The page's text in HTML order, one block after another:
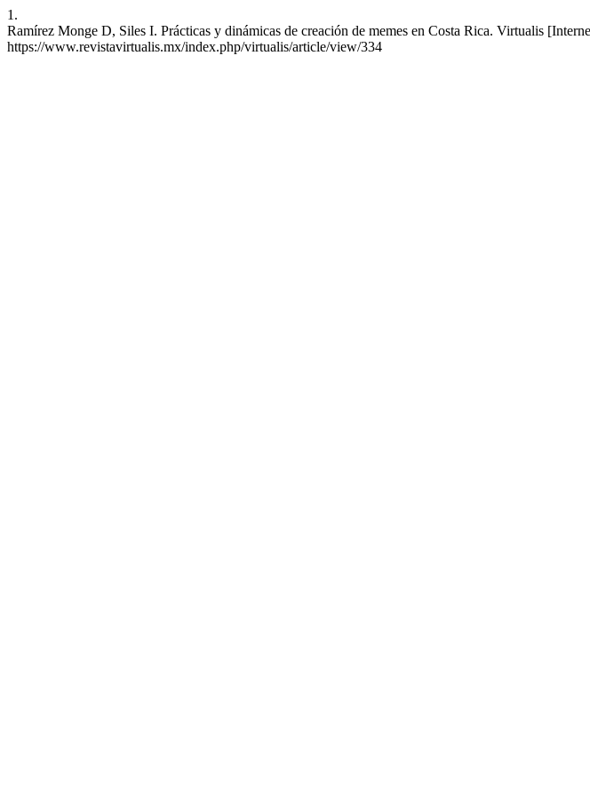
1.
Ramírez Monge D, Siles I. Prácticas y dinámicas de creación de memes en Costa Rica. Virtualis
https://www.revistavirtualis.mx/index.php/virtualis/article/view/334